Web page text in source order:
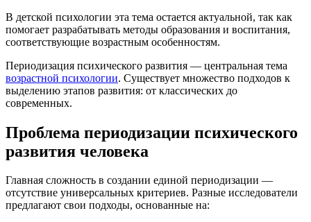
В детской психологии эта тема остается актуальной, так как
помогает разрабатывать методы образования и воспитания,
соответствующие возрастным особенностям.
Периодизация психического развития — центральная тема
возрастной психологии. Существует множество подходов к
выделению этапов развития: от классических до
современных.
Проблема периодизации психического
развития человека
Главная сложность в создании единой периодизации —
отсутствие универсальных критериев. Разные исследователи
предлагают свои подходы, основанные на: